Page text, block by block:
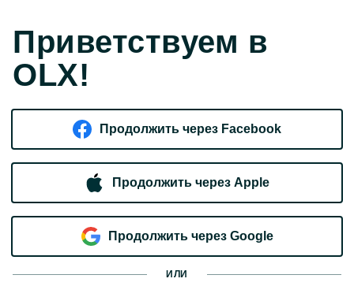
Приветствуем в
OLX!
Продолжить через Facebook
Продолжить через Apple
Продолжить через Google
ИЛИ